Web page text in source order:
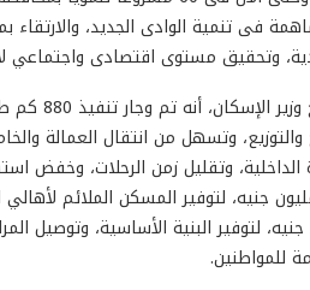
فى تنمية الوادى الجديد،
وتحقيق مستوى اقتصادى واجتماعي
والتوزيع، وتسهل من انتقال العمالة
لتوفير البنية الأساسية، وتوصيل
للمواطنين.